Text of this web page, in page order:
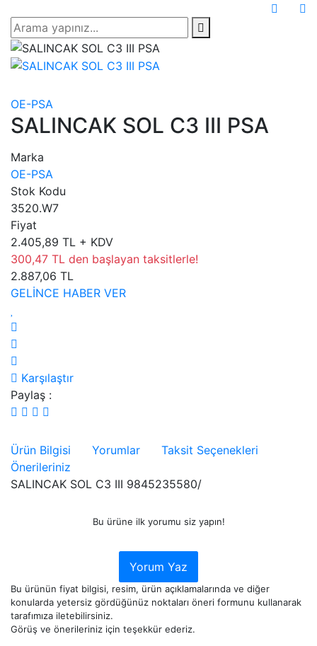
OE-PSA
SALINCAK SOL C3 III PSA
Marka
OE-PSA
Stok Kodu
3520.W7
Fiyat
2.405,89 TL + KDV
300,47 TL den başlayan taksitlerle!
2.887,06 TL
GELİNCE HABER VER
Karşılaştır
Paylaş :
Ürün Bilgisi Yorumlar
Taksit Seçenekleri
Önerileriniz
SALINCAK SOL C3 III 9845235580/
Bu ürüne ilk yorumu siz yapın!
Yorum Yaz
Bu ürünün fiyat bilgisi, resim, ürün açıklamalarında ve diğer
konularda yetersiz gördüğünüz noktaları öneri formunu kullanarak
tarafımıza iletebilirsiniz.
Görüş ve önerileriniz için teşekkür ederiz.